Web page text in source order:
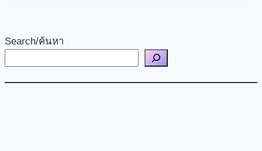
Search/ค้นหา